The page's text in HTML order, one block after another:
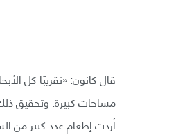
قال كانون: «تقريبًا كل
مساحات كبيرة. وتحقيق
أردت إطعام عدد كبير من